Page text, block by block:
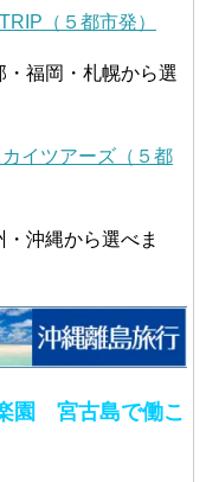
（５都市発）
・福岡・札幌から選
イツアーズ（５都
・沖縄から選べま
園 宮古島で働こ